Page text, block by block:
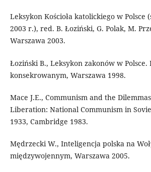
Leksykon Kościoła katolickiego w Polsce
2003 r.), red. B. Łoziński, G. Polak, M.
Warszawa 2003.
Łoziński B., Leksykon zakonów w
konsekrowanym, Warszawa 1998.
Mace J.E., Communism and the
Liberation: National Communism in
1933, Cambridge 1983.
Mędrzecki W., Inteligencja polska na
międzywojennym, Warszawa 2005.